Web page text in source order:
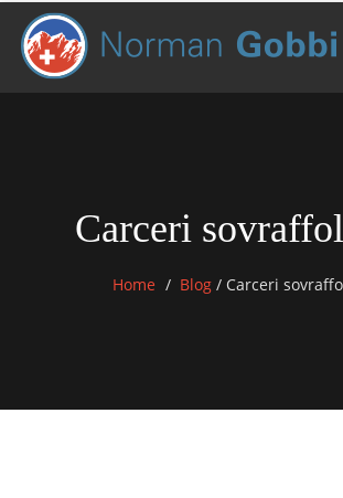
Carceri
Home Blog / Carceri